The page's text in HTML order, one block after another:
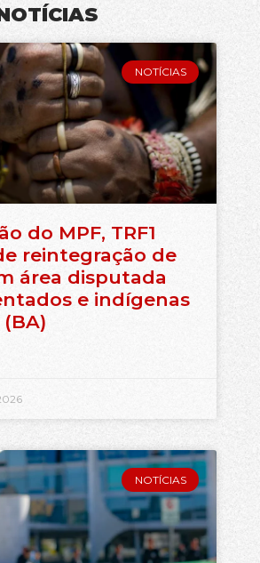
NOTÍCIAS
do MPF, TRF1
reintegração de
área disputada
e indígenas
NOTÍCIAS